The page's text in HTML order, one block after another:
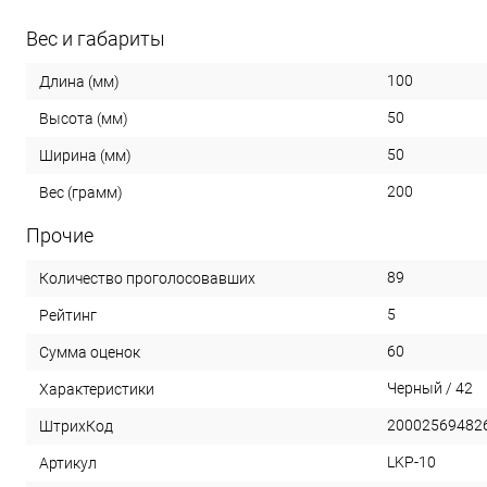
Вес и габариты
Длина (мм) 100
Высота (мм) 50
Ширина (мм) 50
Вес (грамм) 200
Прочие
Количество проголосовавших 89
Рейтинг 5
Сумма оценок 60
Характеристики Черный / 42
ШтрихКод
Артикул LKP-10